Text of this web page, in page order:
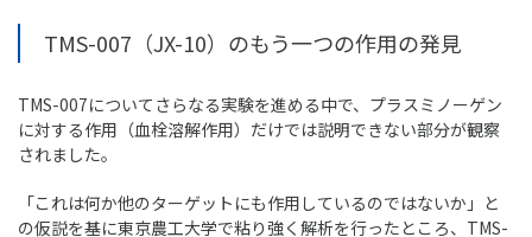
TMS-007（JX-10）のもう一つの作用の発見
TMS-007についてさらなる実験を進める中で、プラスミノーゲン
に対する作用（血栓溶解作用）だけでは説明できない部分が観察
されました。
「これは何か他のターゲットにも作用しているのではないか」と
の仮説を基に東京農工大学で粘り強く解析を行ったところ、TMS-